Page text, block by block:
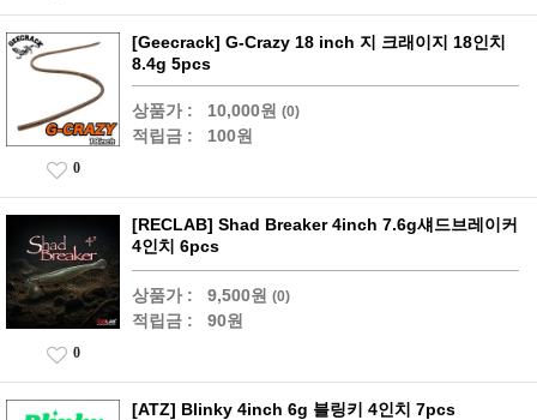
[Geecrack] G-Crazy 18 inch 지 크래이지 18인치
8.4g 5pcs
상품가 : 10,000원 (0)
적립금 : 100원
0
[RECLAB] Shad Breaker 4inch 7.6g섀드브레이커
4인치 6pcs
상품가 : 9,500원 (0)
적립금 : 90원
0
[ATZ] Blinky 4inch 6g 블링키 4인치 7pcs